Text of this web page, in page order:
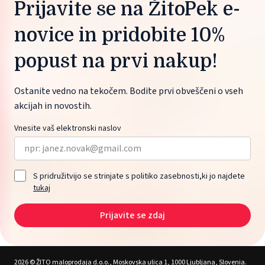
Prijavite se na ŽitoPek e-
novice in pridobite 10%
popust na prvi nakup!
Ostanite vedno na tekočem. Bodite prvi obveščeni o vseh
akcijah in novostih.
Vnesite vaš elektronski naslov
S pridružitvijo se strinjate s politiko zasebnosti,ki jo najdete
tukaj
Prijavite se zdaj
2026 © ŽITO maloprodaja d.o.o., Moskovska ulica 1, 1000 Ljubljana, Slovenia.